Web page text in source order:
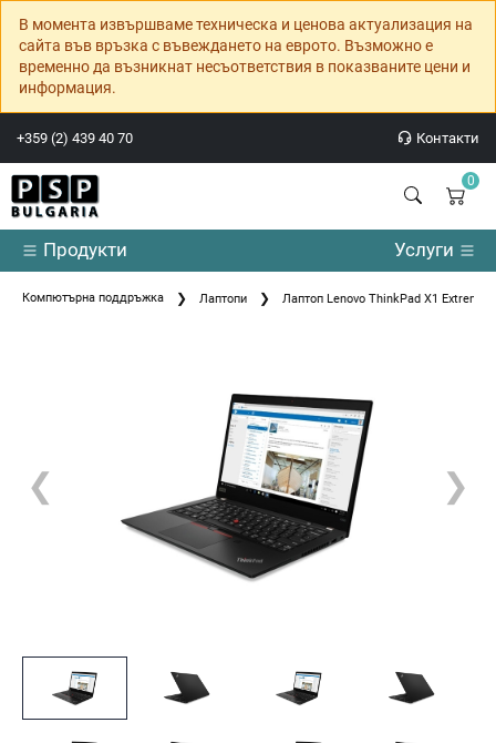
В момента извършваме техническа и ценова актуализация на
сайта във връзка с въвеждането на еврото. Възможно е
временно да възникнат несъответствия в показваните цени и
информация.
+359 (2) 439 40 70 Контакти
0
Продукти Услуги
Компютърна поддръжка Лаптопи Лаптоп Lenovo ThinkPad X1 Extreme
❮ ❯